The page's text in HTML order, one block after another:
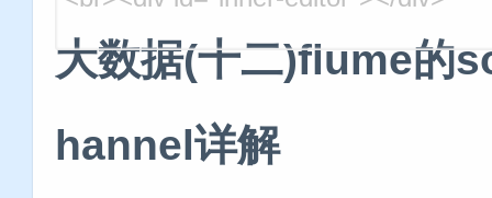
大数据(十二)flume的
hannel详解